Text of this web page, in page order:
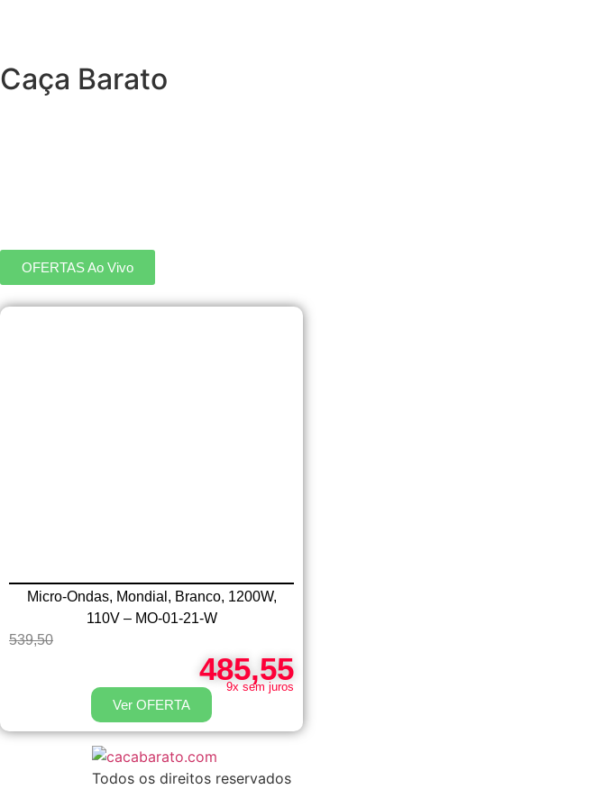
Caça Barato
OFERTAS Ao Vivo
Micro-Ondas, Mondial, Branco, 1200W,
110V – MO-01-21-W
539,50
485,55
9x sem juros
Ver OFERTA
Todos os direitos reservados